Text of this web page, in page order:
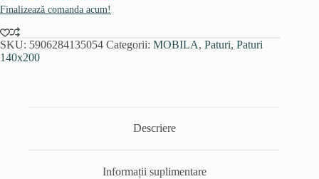
Finalizează comanda acum!
SKU: 5906284135054 Categorii: MOBILA, Paturi, Paturi
140x200
Descriere
Informații suplimentare